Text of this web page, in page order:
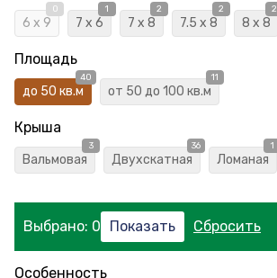
6 x 9
0
7 x 6
1
7 x 8
2
7.5 x 8
2
8 x 8
2
Площадь
до 50 кв.м
40
от 50 до 100 кв.м
11
Крыша
Вальмовая
3
Двухскатная
36
Ломаная
1
Выбрано: 0
Особенность